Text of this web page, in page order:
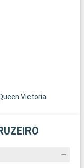
Victoria